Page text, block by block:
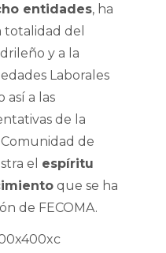
entidades, ha
del
y a la
Laborales
así a las
de la
de
el espíritu
que se ha
de FECOMA.